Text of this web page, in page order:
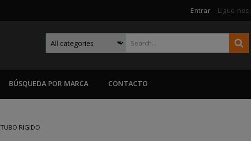
Entrar Ligue-nos:
BÚSQUEDA POR MARCA CONTACTO
TUBO RIGIDO